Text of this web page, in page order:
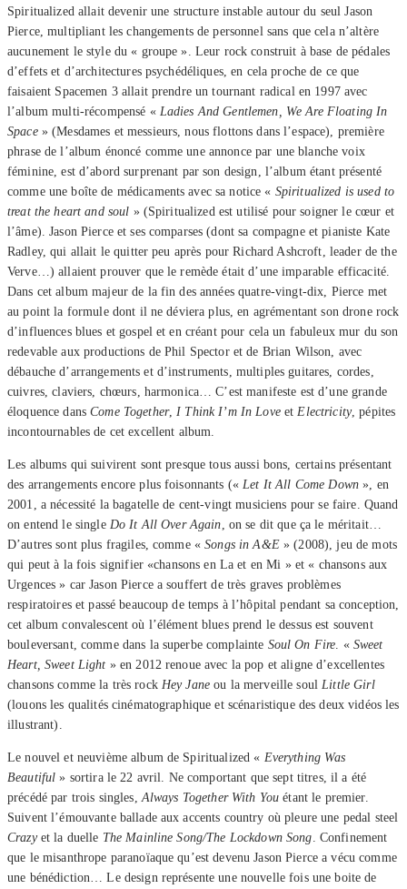
Spiritualized allait devenir une structure instable autour du seul Jason
Pierce, multipliant les changements de personnel sans que cela n’altère
aucunement le style du « groupe ». Leur rock construit à base de pédales
d’effets et d’architectures psychédéliques, en cela proche de ce que
faisaient Spacemen 3 allait prendre un tournant radical en 1997 avec
l’album multi-récompensé « Ladies And Gentlemen, We Are Floating In
Space» (Mesdames et messieurs, nous flottons dans l’espace), première
phrase de l’album énoncé comme une annonce par une blanche voix
féminine, est d’abord surprenant par son design, l’album étant présenté
comme une boîte de médicaments avec sa notice « Spiritualized is used to
treat the heart and soul » (Spiritualized est utilisé pour soigner le cœur et
l’âme). Jason Pierce et ses comparses (dont sa compagne et pianiste Kate
Radley, qui allait le quitter peu après pour Richard Ashcroft, leader de the
Verve…) allaient prouver que le remède était d’une imparable efficacité.
Dans cet album majeur de la fin des années quatre-vingt-dix, Pierce met
au point la formule dont il ne déviera plus, en agrémentant son drone rock
d’influences blues et gospel et en créant pour cela un fabuleux mur du son
redevable aux productions de Phil Spector et de Brian Wilson, avec
débauche d’arrangements et d’instruments, multiples guitares, cordes,
cuivres, claviers, chœurs, harmonica… C’est manifeste est d’une grande
éloquence dansCome Together,I Think I’m In LoveetElectricity, pépites
incontournables de cet excellent album.
Les albums qui suivirent sont presque tous aussi bons, certains présentant
des arrangements encore plus foisonnants («Let It All Come Down», en
2001, a nécessité la bagatelle de cent-vingt musiciens pour se faire. Quand
on entend le single Do It All Over Again, on se dit que ça le méritait…
D’autres sont plus fragiles, comme «Songs in A&E» (2008), jeu de mots
qui peut à la fois signifier «chansons en La et en Mi » et « chansons aux
Urgences » car Jason Pierce a souffert de très graves problèmes
respiratoires et passé beaucoup de temps à l’hôpital pendant sa conception,
cet album convalescent où l’élément blues prend le dessus est souvent
bouleversant, comme dans la superbe complainte Soul On Fire. « Sweet
Heart, Sweet Light » en 2012 renoue avec la pop et aligne d’excellentes
chansons comme la très rock Hey Jane ou la merveille soulLittle Girl
(louons les qualités cinématographique et scénaristique des deux vidéos les
illustrant).
Le nouvel et neuvième album de Spiritualized « Everything Was
Beautiful » sortira le 22 avril. Ne comportant que sept titres, il a été
précédé par trois singles,Always Together With You étant le premier.
Suivent l’émouvante ballade aux accents country où pleure une pedal steel
Crazyet la duelle The Mainline Song/The Lockdown Song. Confinement
que le misanthrope paranoïaque qu’est devenu Jason Pierce a vécu comme
une bénédiction… Le design représente une nouvelle fois une boite de